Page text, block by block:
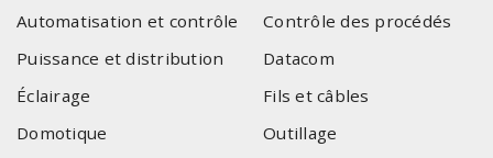
Automatisation et contrôle
Contrôle des procédés
Puissance et distribution
Datacom
Éclairage
Fils et câbles
Domotique
Outillage